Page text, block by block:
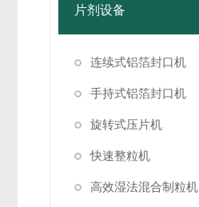
片剂设备
连续式铝箔封口机
手持式铝箔封口机
旋转式压片机
快速整粒机
高效湿法混合制粒机